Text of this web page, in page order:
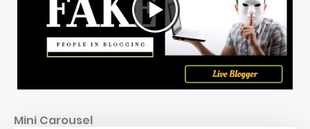
Mini Carousel